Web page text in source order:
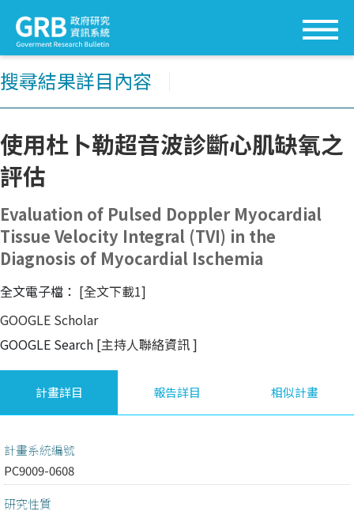
搜尋結果詳目內容
使用杜卜勒超音波診斷心肌缺氧之
評估
Evaluation of Pulsed Doppler Myocardial
Tissue Velocity Integral (TVI) in the
Diagnosis of Myocardial Ischemia
全文電子檔： [全文下載1]
GOOGLE Scholar
GOOGLE Search [主持人聯絡資訊]
計畫詳目 報告詳目 相似計畫
計畫系統編號
PC9009-0608
研究性質